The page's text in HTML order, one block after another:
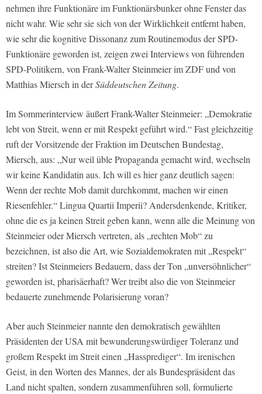
nehmen ihre Funktionäre im Funktionärsbunker ohne Fenster das
nicht wahr. Wie sehr sie sich von der Wirklichkeit entfernt haben,
wie sehr die kognitive Dissonanz zum Routinemodus der SPD-
Funktionäre geworden ist, zeigen zwei Interviews von führenden
SPD-Politikern, von Frank-Walter Steinmeier im ZDF und von
Matthias Miersch in derSüddeutschen Zeitung.
Im Sommerinterview äußert Frank-Walter Steinmeier: „Demokratie
lebt von Streit, wenn er mit Respekt geführt wird.“ Fast gleichzeitig
ruft der Vorsitzende der Fraktion im Deutschen Bundestag,
Miersch, aus: „Nur weil üble Propaganda gemacht wird, wechseln
wir keine Kandidatin aus. Ich will es hier ganz deutlich sagen:
Wenn der rechte Mob damit durchkommt, machen wir einen
Riesenfehler.“ Lingua Quartii Imperii? Andersdenkende, Kritiker,
ohne die es ja keinen Streit geben kann, wenn alle die Meinung von
Steinmeier oder Miersch vertreten, als „rechten Mob“ zu
bezeichnen, ist also die Art, wie Sozialdemokraten mit „Respekt“
streiten? Ist Steinmeiers Bedauern, dass der Ton „unversöhnlicher“
geworden ist, pharisäerhaft? Wer treibt also die von Steinmeier
bedauerte zunehmende Polarisierung voran?
Aber auch Steinmeier nannte den demokratisch gewählten
Präsidenten der USA mit bewunderungswürdiger Toleranz und
großem Respekt im Streit einen „Hassprediger“. Im irenischen
Geist, in den Worten des Mannes, der als Bundespräsident das
Land nicht spalten, sondern zusammenführen soll, formulierte